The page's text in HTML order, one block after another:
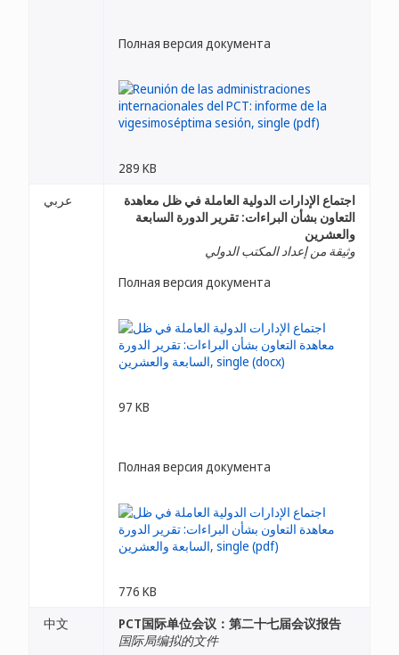
Полная версия документа
289 KB
عربي
اجتماع الإدارات الدولية العاملة في ظل معاهدة
التعاون بشأن البراءات: تقرير الدورة السابعة
والعشرين
وثيقة من إعداد المكتب الدولي
Полная версия документа
97 KB
Полная версия документа
776 KB
中文
PCT国际单位会议：第二十七届会议报告
国际局编拟的文件